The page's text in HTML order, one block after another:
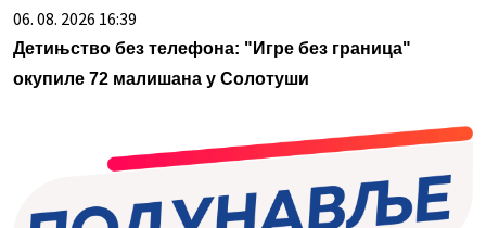
06. 08. 2026 16:39
Детињство без телефона: "Игре без граница"
окупиле 72 малишана у Солотуши